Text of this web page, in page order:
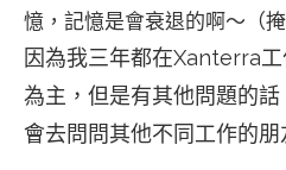
憶，記憶是會衰退的啊～（
因為我三年都在Xanterra
為主，但是有其他問題的
會去問問其他不同工作的朋